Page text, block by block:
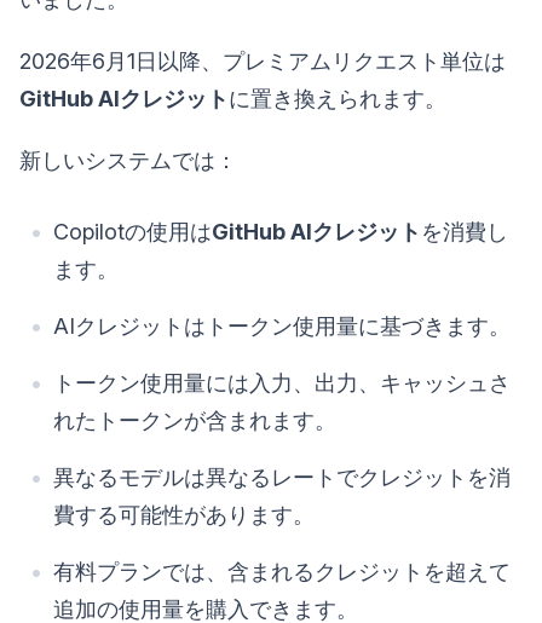
2026年6月1日以降、プレミアムリクエスト単位は
GitHub AIクレジットに置き換えられます。
新しいシステムでは：
Copilotの使用はGitHub AIクレジット を消費し
ます。
AIクレジットはトークン使用量に基づきます。
トークン使用量には入力、出力、キャッシュさ
れたトークンが含まれます。
異なるモデルは異なるレートでクレジットを消
費する可能性があります。
有料プランでは、含まれるクレジットを超えて
追加の使用量を購入できます。